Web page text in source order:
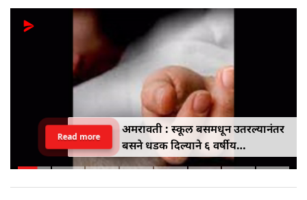
अमरावती : स्कूल बसमधून उतरल्यानंतर
बसने धडक दिल्याने ६ वर्षीय
विद्यार्थिनीचा मृत्यू
Read more